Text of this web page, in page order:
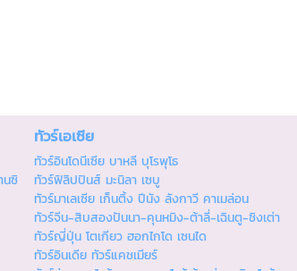
นซิ
ทัวร์เอเซีย
ทัวร์อินโดนีเซีย บาหลี บุโรพุโธ
ทัวร์ฟิลิปปินส์ มะนิลา เซบู
ทัวร์มาเลเซีย เก็นติ้ง ปีนัง ลังกาวี คาเมล่อน
ทัวร์จีน-สิบสองปันนา-คุนหมิง-ต้าลี่-เฉินตู-ชิงเต่า
ทัวร์ญี่ปุ่น โตเกียว ฮอกไกโด เซนได
ทัวร์อินเดีย ทัวร์แคชเมียร์